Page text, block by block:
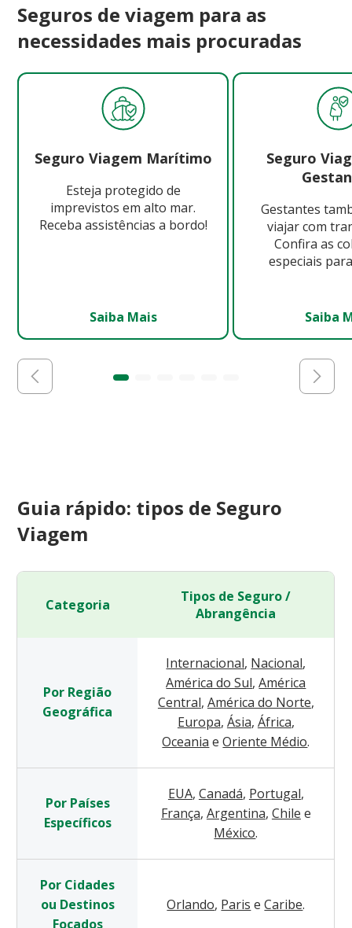
Seguros de viagem para as
necessidades mais procuradas
Seguro Viagem Marítimo
Esteja protegido de
imprevistos em alto mar.
Receba assistências a bordo!
Saiba Mais
Seguro
Gestantes
viajar com
Confira as
especiais
Saiba
Guia rápido: tipos de Seguro
Viagem
Categoria
Tipos de Seguro /
Abrangência
Por Região
Geográfica
Internacional, Nacional,
América do Sul, América
Central, América do Norte,
Europa, Ásia, África,
Oceania e Oriente Médio.
Por Países
Específicos
EUA, Canadá, Portugal,
França, Argentina, Chile e
México.
Por Cidades
ou Destinos
Focados
Orlando, Paris e Caribe.